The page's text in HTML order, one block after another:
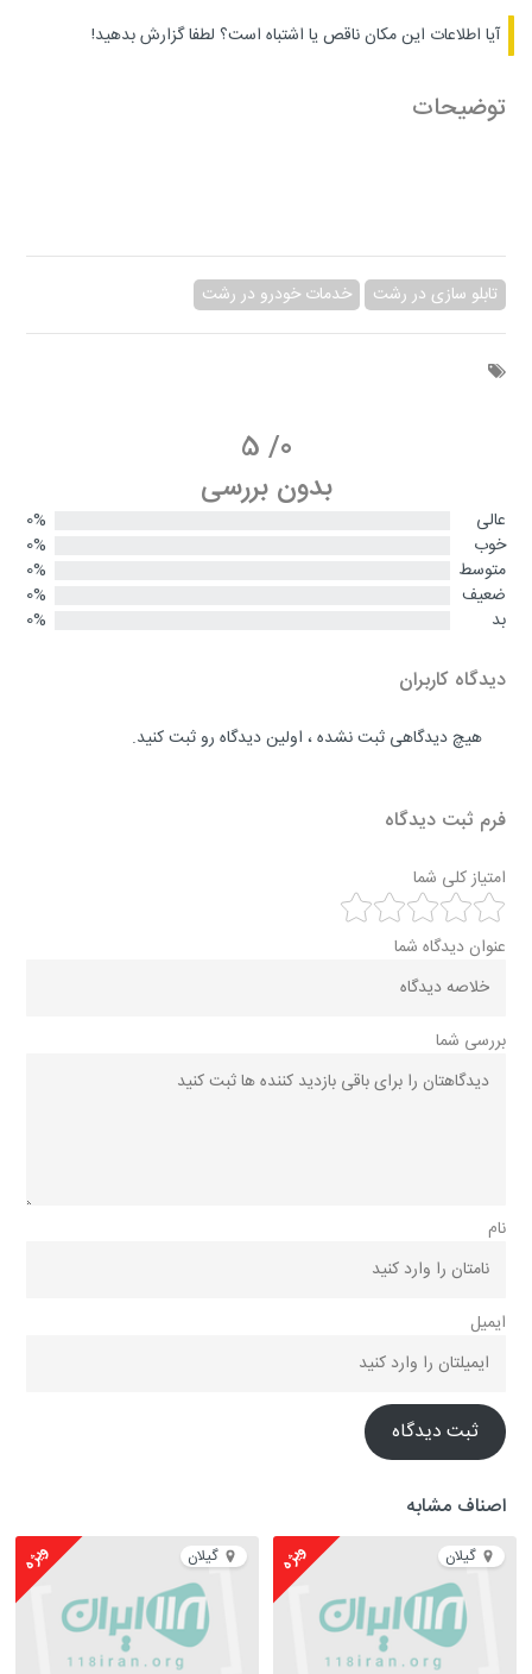
آیا اطلاعات این مکان ناقص یا اشتباه است؟ لطفا گزارش بدهید!
توضیحات
تابلو سازی در رشت خدمات خودرو در رشت
0
/
5
بدون بررسی
عالی
0%
خوب
0%
متوسط
0%
ضعیف
0%
بد
0%
دیدگاه کاربران
هیچ دیدگاهی ثبت نشده ، اولین دیدگاه رو ثبت کنید.
فرم ثبت دیدگاه
امتیاز کلی شما
عنوان دیدگاه شما
بررسی شما
نام
ایمیل
ثبت دیدگاه
اصناف مشابه
گیلان ویژه گیلان ویژه